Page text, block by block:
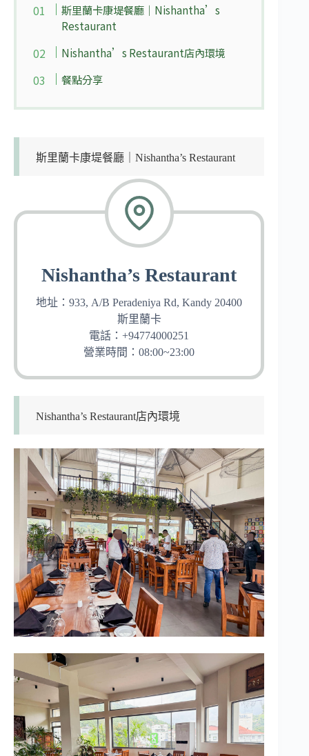
斯里蘭卡康堤餐廳｜Nishantha’s
Restaurant
Nishantha’s Restaurant店內環境
餐點分享
斯里蘭卡康堤餐廳｜Nishantha’s Restaurant
Nishantha’s Restaurant
地址：933, A/B Peradeniya Rd, Kandy 20400
斯里蘭卡
電話：+94774000251
營業時間：08:00~23:00
Nishantha’s Restaurant店內環境